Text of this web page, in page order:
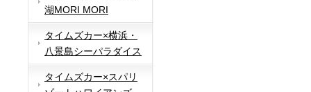
湖MORI MORI
タイムズカー×横浜・
八景島シーパラダイス
タイムズカー×スパリ